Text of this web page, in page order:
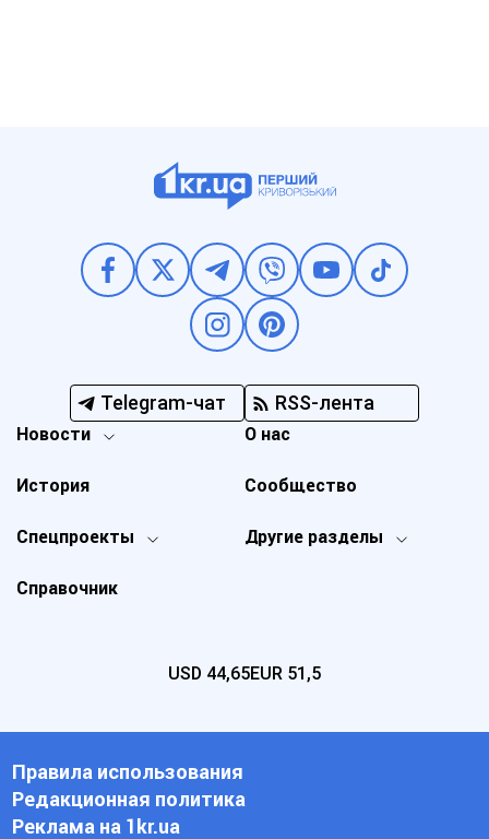
Telegram-чат RSS-лента
Новости
Спецпроекты Другие разделы
История
О нас
Справочник
Сообщество
USD 44,65EUR 51,5
Правила использования
Редакционная политика
Реклама на 1kr.ua